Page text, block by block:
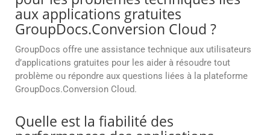
aux applications gratuites
GroupDocs.Conversion Cloud ?
GroupDocs offre une assistance technique aux utilisateurs
d’applications gratuites pour les aider à résoudre tout
problème ou répondre aux questions liées à la plateforme
GroupDocs.Conversion Cloud.
Quelle est la fiabilité des